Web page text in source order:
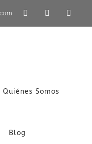
LinkedIn
X
Quiénes Somos
Blog